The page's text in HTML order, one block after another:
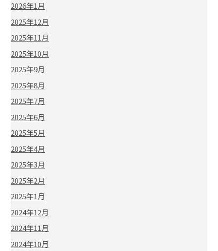
2026年1月
2025年12月
2025年11月
2025年10月
2025年9月
2025年8月
2025年7月
2025年6月
2025年5月
2025年4月
2025年3月
2025年2月
2025年1月
2024年12月
2024年11月
2024年10月